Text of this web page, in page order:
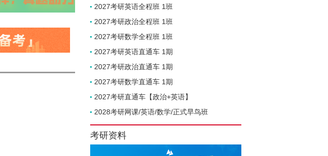
2027考研英语全程班 1班
2027考研政治全程班 1班
2027考研数学全程班 1班
2027考研英语直通车 1期
2027考研政治直通车 1期
2027考研数学直通车 1期
2027考研直通车【政治+英语】
2028考研网课/英语/数学/正式早鸟班
考研资料